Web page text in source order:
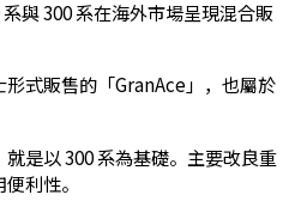
與 300 系在海外市場呈現混合販
式販售的「GranAce」，也屬於
是以 300 系為基礎。主要改良重
利性。